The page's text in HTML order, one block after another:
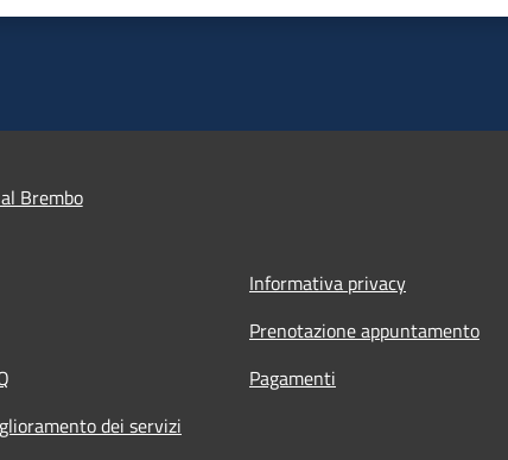
Brembo
Informativa privacy
Prenotazione appuntamento
Pagamenti
dei servizi